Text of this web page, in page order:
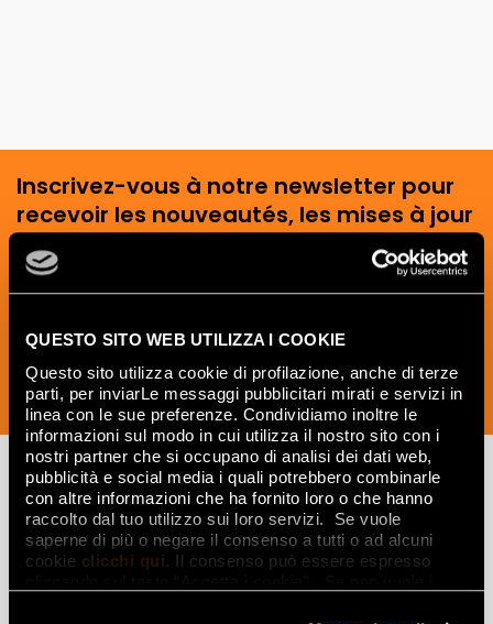
QUESTO SITO WEB UTILIZZA I COOKIE
Questo sito utilizza cookie di profilazione, anche di terze
parti, per inviarLe messaggi pubblicitari mirati e servizi in
linea con le sue preferenze. Condividiamo inoltre le
informazioni sul modo in cui utilizza il nostro sito con i
nostri partner che si occupano di analisi dei dati web,
pubblicità e social media i quali potrebbero combinarle
con altre informazioni che ha fornito loro o che hanno
raccolto dal tuo utilizzo sui loro servizi. Se vuole
saperne di più o negare il consenso a tutti o ad alcuni
cookie clicchi qui. Il consenso può essere espresso
Inscrivez-vous à notre newsletter pour
recevoir les nouveautés, les mises à jour
et les idées créatives relatives au
monde des céramiques et du design
d'intérieur.
SOUSCRIVEZ MAINTENANT
Lasciati
ispirare
da ambienti